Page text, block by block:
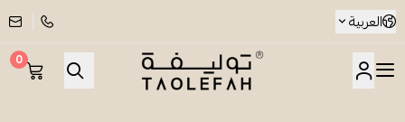
العربية
شاي توليفة
0